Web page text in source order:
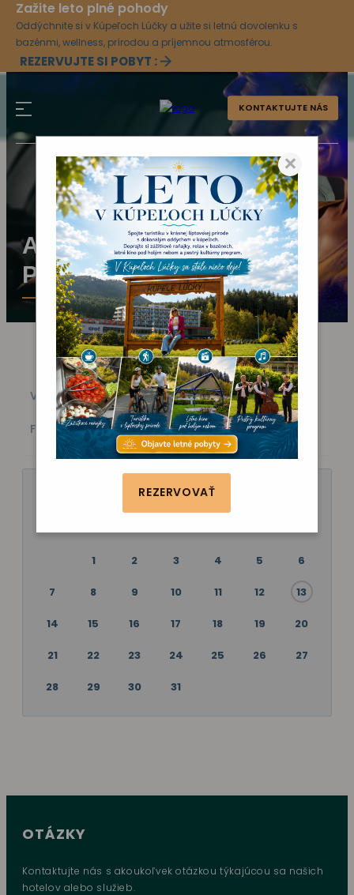
Zažite leto plné pohody
Oddýchnite si v Kúpeľoch Lúčky a užite si letnú dovolenku s
bazénmi, wellness, prírodou a príjemnou atmosférou.
REZERVUJTE SI POBYT :
×
REZERVOVAŤ
KONTAKTUJTE NÁS
AKTUÁLNY KULTÚRNY
PROGRAM
Všetky akcie Kino Vystúpenie Zábava
Fitness Poznávanie
JÚL 2025
1 2 3 4 5 6
7 8 9 10 11 12 13
14 15 16 17 18 19 20
21 22 23 24 25 26 27
28 29 30 31
OTÁZKY
Kontaktujte nás s akoukoľvek otázkou týkajúcou sa našich
hotelov alebo služieb.